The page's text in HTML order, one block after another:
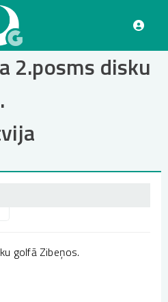
2.posms disku
golfā Zibeņos.